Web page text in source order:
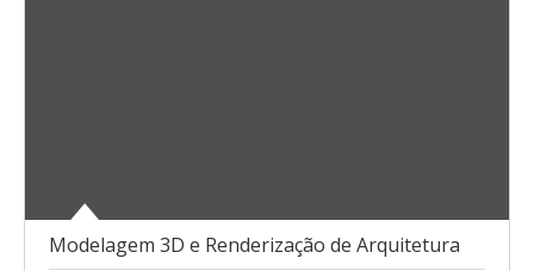
Modelagem 3D e Renderização de Arquitetura